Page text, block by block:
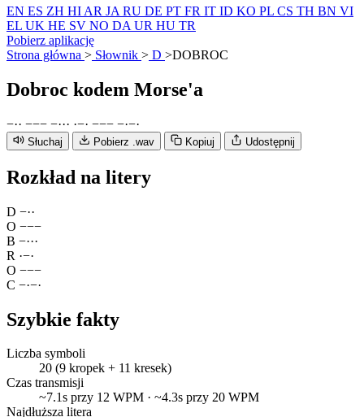
EN ES ZH HI AR JA RU DE PT FR IT ID KO PL CS TH BN VI
EL UK HE SV NO DA UR HU TR
Pobierz aplikację
Strona główna > Słownik > D >DOBROC
Dobroc kodem Morse'a
−·· −−− −··· ·−· −−− −·−·
Słuchaj Pobierz .wav Kopiuj Udostępnij
Rozkład na litery
D −··
O −−−
B −···
R ·−·
O −−−
C −·−·
Szybkie fakty
Liczba symboli
20 (9 kropek + 11 kresek)
Czas transmisji
~7.1s przy 12 WPM · ~4.3s przy 20 WPM
Najdłuższa litera